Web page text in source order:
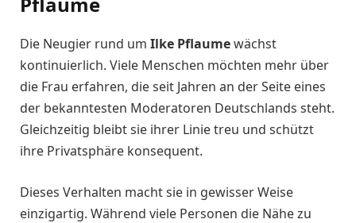
Die Neugier rund um Ilke Pflaumewächst
kontinuierlich. Viele Menschen möchten mehr über
die Frau erfahren, die seit Jahren an der Seite eines
der bekanntesten Moderatoren Deutschlands steht.
Gleichzeitig bleibt sie ihrer Linie treu und schützt
ihre Privatsphäre konsequent.
Dieses Verhalten macht sie in gewisser Weise
einzigartig. Während viele Personen die Nähe zu